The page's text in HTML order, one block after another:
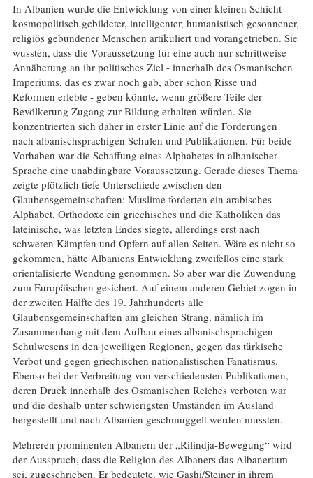
In Albanien wurde die Entwicklung von einer kleinen Schicht
kosmopolitisch gebildeter, intelligenter, humanistisch gesonnener,
religiös gebundener Menschen artikuliert und vorangetrieben. Sie
wussten, dass die Voraussetzung für eine auch nur schrittweise
Annäherung an ihr politisches Ziel - innerhalb des Osmanischen
Imperiums, das es zwar noch gab, aber schon Risse und
Reformen erlebte - geben könnte, wenn größere Teile der
Bevölkerung Zugang zur Bildung erhalten würden. Sie
konzentrierten sich daher in erster Linie auf die Forderungen
nach albanischsprachigen Schulen und Publikationen. Für beide
Vorhaben war die Schaffung eines Alphabetes in albanischer
Sprache eine unabdingbare Voraussetzung. Gerade dieses Thema
zeigte plötzlich tiefe Unterschiede zwischen den
Glaubensgemeinschaften: Muslime forderten ein arabisches
Alphabet, Orthodoxe ein griechisches und die Katholiken das
lateinische, was letzten Endes siegte, allerdings erst nach
schweren Kämpfen und Opfern auf allen Seiten. Wäre es nicht so
gekommen, hätte Albaniens Entwicklung zweifellos eine stark
orientalisierte Wendung genommen. So aber war die Zuwendung
zum Europäischen gesichert. Auf einem anderen Gebiet zogen in
der zweiten Hälfte des 19. Jahrhunderts alle
Glaubensgemeinschaften am gleichen Strang, nämlich im
Zusammenhang mit dem Aufbau eines albanischsprachigen
Schulwesens in den jeweiligen Regionen, gegen das türkische
Verbot und gegen griechischen nationalistischen Fanatismus.
Ebenso bei der Verbreitung von verschiedensten Publikationen,
deren Druck innerhalb des Osmanischen Reiches verboten war
und die deshalb unter schwierigsten Umständen im Ausland
hergestellt und nach Albanien geschmuggelt werden mussten.
Mehreren prominenten Albanern der „Rilindja-Bewegung“ wird
der Ausspruch, dass die Religion des Albaners das Albanertum
sei, zugeschrieben. Er bedeutete, wie Gashi/Steiner in ihrem